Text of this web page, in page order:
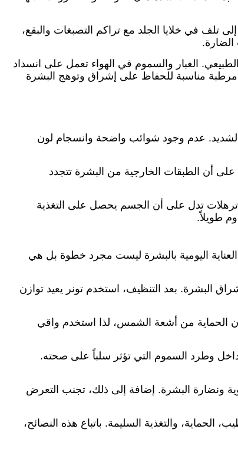
تلف في خلايا الجلد مع تراكم التصبغات والبقع،
الغبار والسموم في الهواء تعمل على انسداد
مناسبة للحفاظ على إشراق وتوهج البشرة
الشديد. عدم وجود شوائب واضحة وانسجام لون
أن الطبقات الخارجية من البشرة تتجدد
ترهلات تدل على أن الجسم يحصل على التغذية
طويلاً.
اليومية بالبشرة ليست مجرد خطوة بل هي
البشرة. بعد التنظيف، استخدم تونر يعيد توازن
الحماية من أشعة الشمس، لذا استخدم واقي
وطرد السموم التي تؤثر سلباً على صحته.
ونضارة البشرة. إضافة إلى ذلك، تجنب التعرض
الحماية، والتغذية السليمة. باتباع هذه النصائح،